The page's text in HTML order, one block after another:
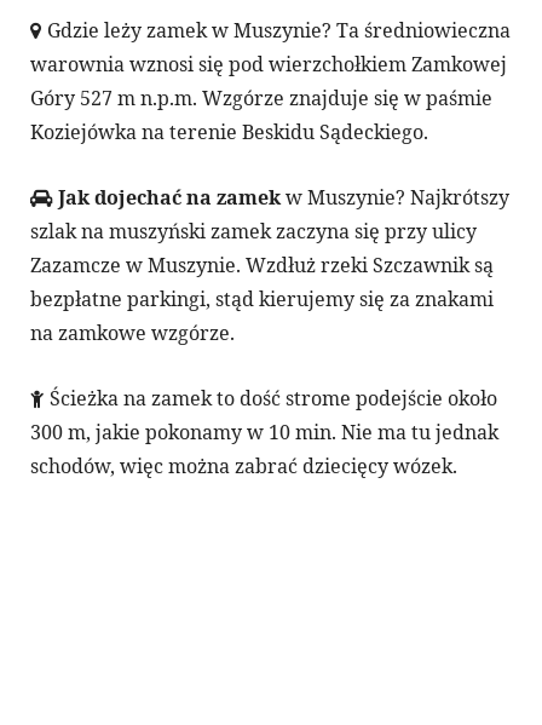
Gdzie leży zamek w Muszynie? Ta średniowieczna
warownia wznosi się pod wierzchołkiem Zamkowej
Góry 527 m n.p.m. Wzgórze znajduje się w paśmie
Koziejówka na terenie Beskidu Sądeckiego.
Jak dojechać na zamekw Muszynie? Najkrótszy
szlak na muszyński zamek zaczyna się przy ulicy
Zazamcze w Muszynie. Wzdłuż rzeki Szczawnik są
bezpłatne parkingi, stąd kierujemy się za znakami
na zamkowe wzgórze.
Ścieżka na zamek to dość strome podejście około
300 m, jakie pokonamy w 10 min. Nie ma tu jednak
schodów, więc można zabrać dziecięcy wózek.